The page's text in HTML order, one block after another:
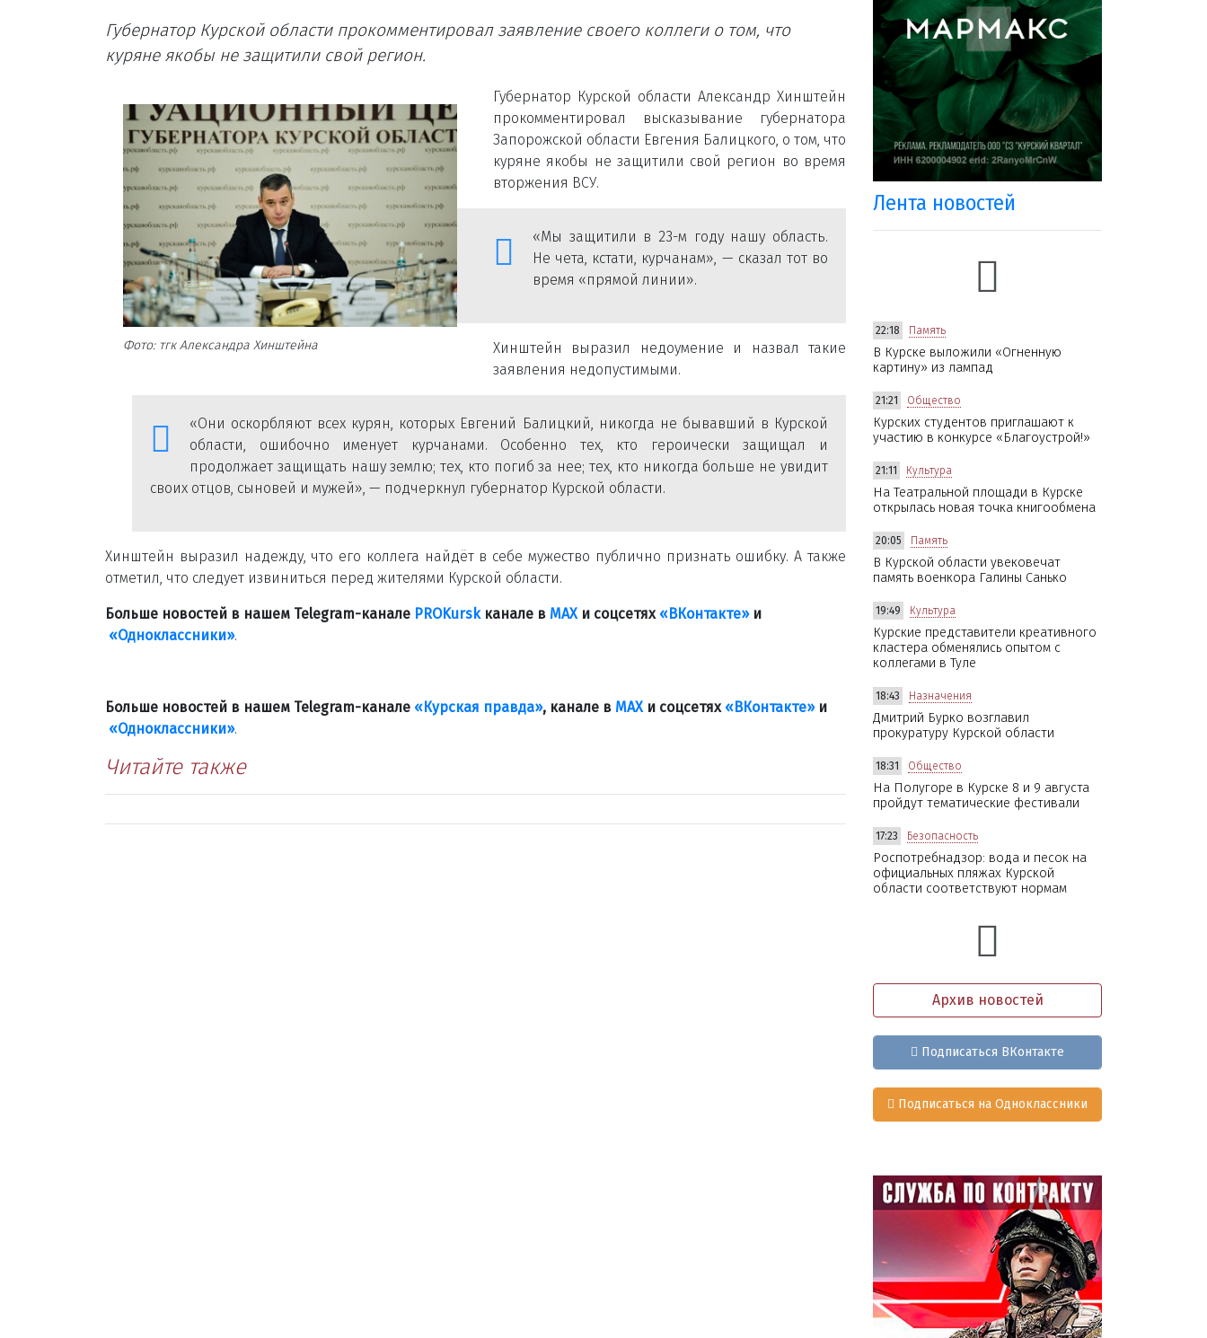
Губернатор Курской области прокомментировал заявление своего коллеги ο том, что
куряне якобы не защитили свой регион.
Фото: тгк Александра Хинштейна
Губернатор Курской области Александр Хинштейн
прокомментировал высказывание губернатора
Запорожской области Евгения Балицкого, о том, что
куряне якобы не защитили свой регион во время
вторжения ВСУ.
«Мы защитили в 23-м году нашу область.
Не чета, кстати, курчанам», — сказал тот во
время «прямой линии».
Хинштейн выразил недоумение и назвал такие
заявления недопустимыми.
«Они оскорбляют всех курян, которых Евгений Балицкий, никогда не бывавший в Курской
области, ошибочно именует курчанами. Особенно тех, кто героически защищал и
продолжает защищать нашу землю; тех, кто погиб за нее; тех, кто никогда больше не увидит
своих отцов, сыновей и мужей», — подчеркнул губернатор Курской области.
Хинштейн выразил надежду, что его коллега найдёт в себе мужество публично признать ошибку. А также
отметил, что следует извиниться перед жителями Курской области.
Больше новостей в нашем Telegram-канале PROKurskканале в МАХ и соцсетях «ВКонтакте»и
«Одноклассники».
Больше новостей в нашем Telegram-канале «Курская правда», канале в МАХ и соцсетях «ВКонтакте»и
«Одноклассники».
Читайте также
Лента новостей
22:18 Память
В Курске выложили «Огненную
картину» из лампад
21:21 Общество
Курских студентов приглашают к
участию в конкурсе «Благоустрой!»
21:11 Культура
На Театральной площади в Курске
открылась новая точка книгообмена
20:05 Память
В Курской области увековечат
память военкора Галины Санько
19:49 Культура
Курские представители креативного
кластера обменялись опытом с
коллегами в Туле
18:43 Назначения
Дмитрий Бурко возглавил
прокуратуру Курской области
18:31 Общество
На Полугоре в Курске 8 и 9 августа
пройдут тематические фестивали
17:23 Безопасность
Роспотребнадзор: вода и песок на
официальных пляжах Курской
области соответствуют нормам
Архив новостей
Подписаться ВКонтакте
Подписаться на Одноклассники